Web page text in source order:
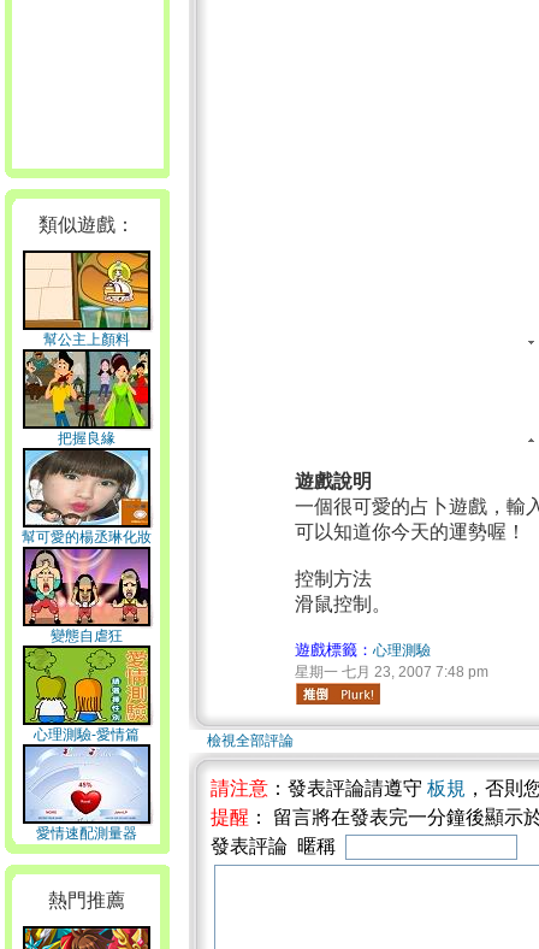
類似遊戲：
幫公主上顏料
把握良緣
幫可愛的楊丞琳化妝
變態自虐狂
心理測驗-愛情篇
愛情速配測量器
熱門推薦
遊戲說明
一個很可愛的占卜遊戲，輸
可以知道你今天的運勢喔！
控制方法
滑鼠控制。
遊戲標籤：心理測驗
星期一 七月 23, 2007 7:48 pm
檢視全部評論
請注意 ：發表評論請遵守 板規 ，否則
提醒 ： 留言將在發表完一分鐘後顯示
發表評論 暱稱